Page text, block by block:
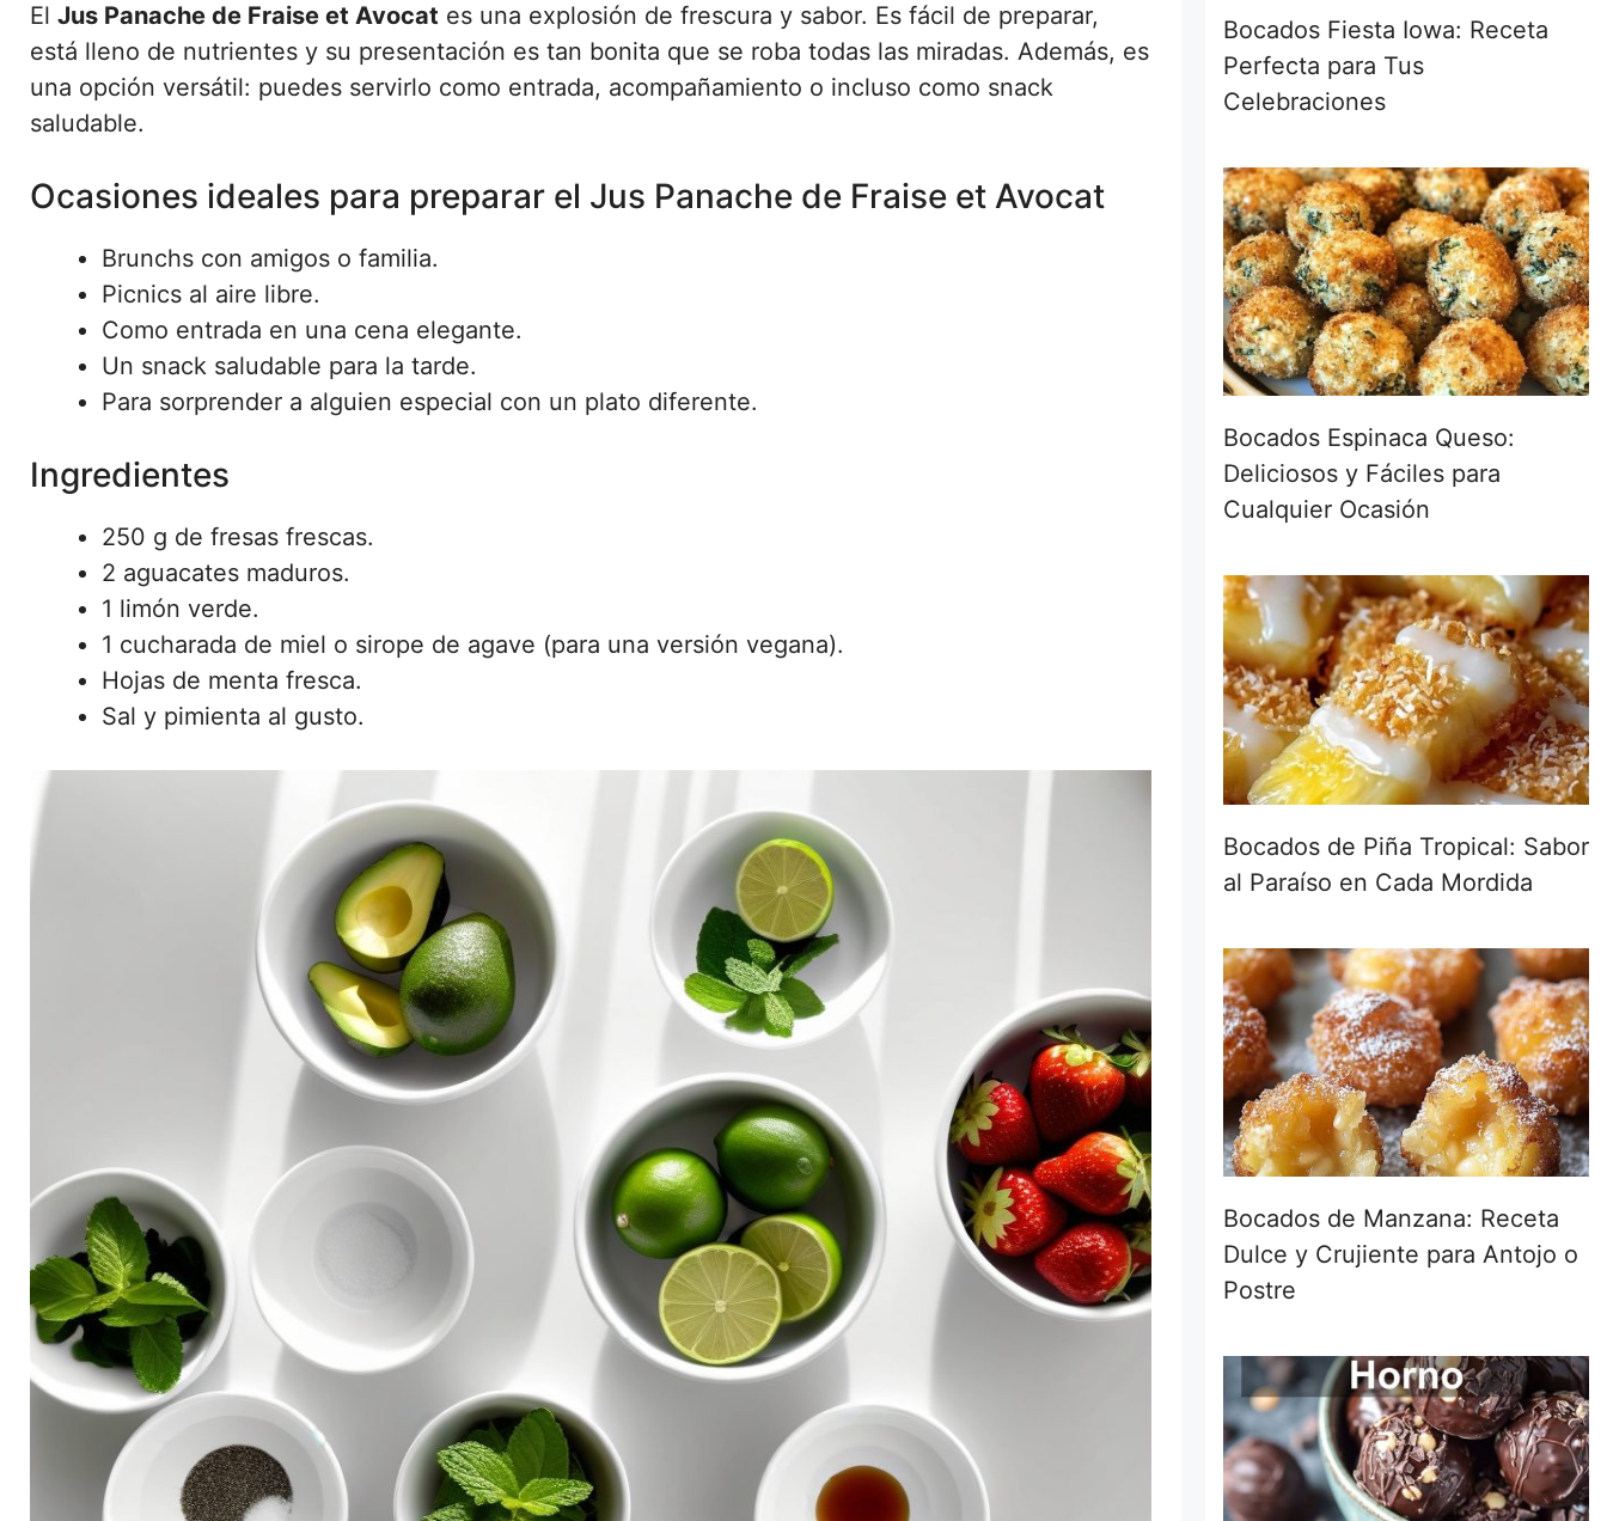
El Jus Panache de Fraise et Avocat es una explosión de frescura y sabor. Es fácil de preparar,
está lleno de nutrientes y su presentación es tan bonita que se roba todas las miradas. Además, es
una opción versátil: puedes servirlo como entrada, acompañamiento o incluso como snack
saludable.
Ocasiones ideales para preparar el Jus Panache de Fraise et Avocat
Brunchs con amigos o familia.
Picnics al aire libre.
Como entrada en una cena elegante.
Un snack saludable para la tarde.
Para sorprender a alguien especial con un plato diferente.
Ingredientes
250 g de fresas frescas.
2 aguacates maduros.
1 limón verde.
1 cucharada de miel o sirope de agave (para una versión vegana).
Hojas de menta fresca.
Sal y pimienta al gusto.
Bocados Fiesta Iowa: Receta
Perfecta para Tus
Celebraciones
Bocados Espinaca Queso:
Deliciosos y Fáciles para
Cualquier Ocasión
Bocados de Piña Tropical: Sabor
al Paraíso en Cada Mordida
Bocados de Manzana: Receta
Dulce y Crujiente para Antojo o
Postre